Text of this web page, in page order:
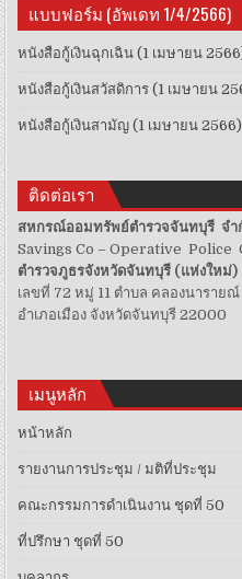
แบบฟอร์ม (อัพเดท 1/4/2566)
หนังสือกู้เงินฉุกเฉิน (1 เมษายน
หนังสือกู้เงินสวัสดิการ (1 เมษายน
หนังสือกู้เงินสามัญ (1 เมษายน 2566)
ติดต่อเรา
สหกรณ์ออมทรัพย์ตำรวจจันทบุรี จำ
Savings Co – Operative Police
ตำรวจภูธรจังหวัดจันทบุรี (แห่งใหม่)
เลขที่ 72 หมู่ 11 ตำบล คลองนารายณ์
อำเภอเมือง จังหวัดจันทบุรี 22000
เมนูหลัก
หน้าหลัก
รายงานการประชุม / มติที่ประชุม
คณะกรรมการดำเนินงาน ชุดที่ 50
ที่ปรึกษา ชุดที่ 50